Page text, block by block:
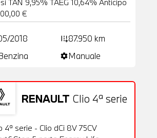
€
2018 add_road87.950 km
settingsManuale
RENAULT Clio 4ª serie
OFFERTA
20 Foto
4ª serie - Clio dCi 8V 75CV